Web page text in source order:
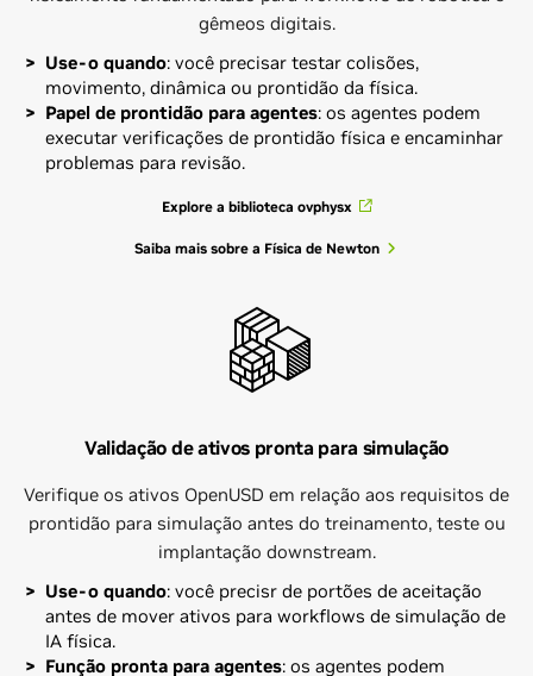
gêmeos digitais.
Use-o quando: você precisar testar colisões,
movimento, dinâmica ou prontidão da física.
Papel de prontidão para agentes: os agentes podem
executar verificações de prontidão física e encaminhar
problemas para revisão.
Explore a biblioteca ovphysx
Saiba mais sobre a Física de Newton
Validação de ativos pronta para simulação
Verifique os ativos OpenUSD em relação aos requisitos de
prontidão para simulação antes do treinamento, teste ou
implantação downstream.
Use-o quando: você precisr de portões de aceitação
antes de mover ativos para workflows de simulação de
IA física.
Função pronta para agentes: os agentes podem